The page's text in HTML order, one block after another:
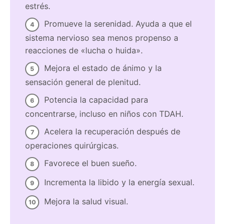
estrés.
Promueve la serenidad. Ayuda a que el
sistema nervioso sea menos propenso a
reacciones de «lucha o huida».
Mejora el estado de ánimo y la
sensación general de plenitud.
Potencia la capacidad para
concentrarse, incluso en niños con TDAH.
Acelera la recuperación después de
operaciones quirúrgicas.
Favorece el buen sueño.
Incrementa la libido y la energía sexual.
Mejora la salud visual.